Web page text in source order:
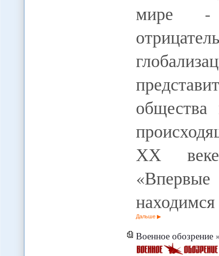
мире -
ХХ веке
Дальше
Военное обозрение